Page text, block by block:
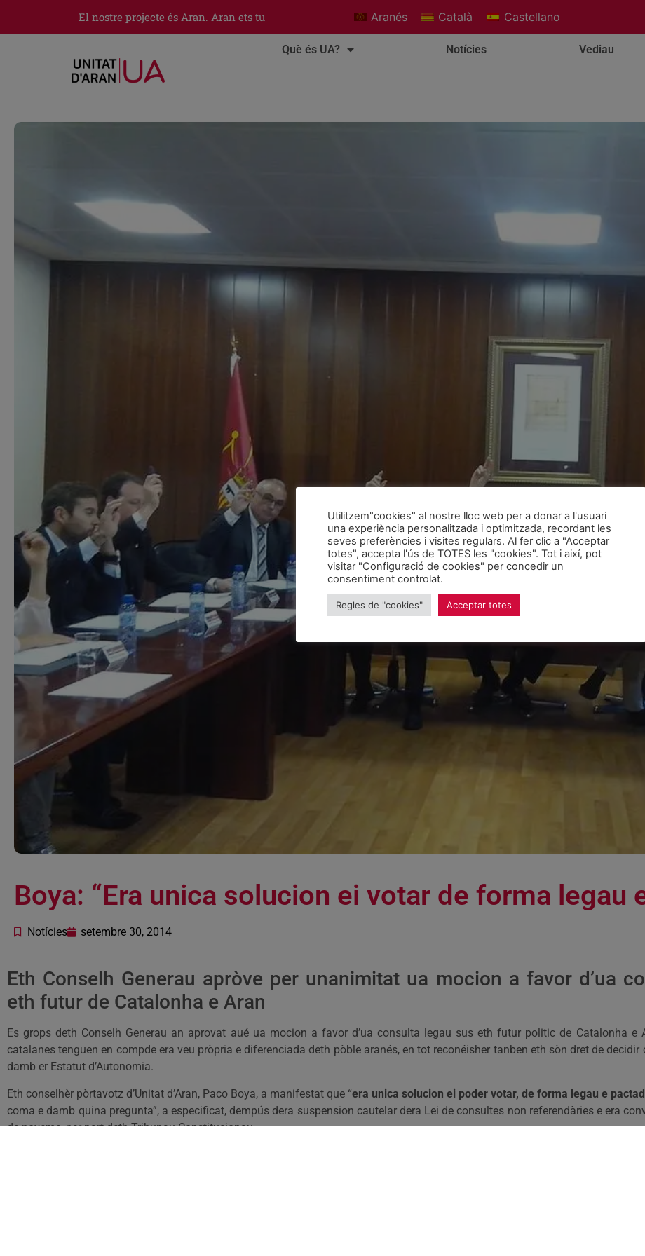
El nostre projecte és Aran. Aran ets tu Aranés Català Castellano
Què és UA? Notícies Vediau
Boya: “Era unica solucion ei votar de forma legau
Notícies setembre 30, 2014
Eth Conselh Generau apròve per unanimitat ua mocion a favor d’ua
eth futur de Catalonha e Aran
Es grops deth Conselh Generau an aprovat aué ua mocion a favor d’ua consulta legau sus eth futur politic de Catalonha e
catalanes tenguen en compde era veu pròpria e diferenciada deth pòble aranés, en tot reconéisher tanben eth sòn dret de decidir
damb er Estatut d’Autonomia.
Eth conselhèr pòrtavotz d’Unitat d’Aran, Paco Boya, a manifestat que “era unica solucion ei poder votar, de forma legau e
coma e damb quina pregunta”, a especificat, dempús dera suspension cautelar dera Lei de consultes non referendàries e era
de noveme, per part deth Tribunau Constitucionau.
Utilitzem"cookies" al nostre lloc web per a donar a l'usuari
una experiència personalitzada i optimitzada, recordant les
seves preferències i visites regulars. Al fer clic a "Acceptar
totes", accepta l'ús de TOTES les "cookies". Tot i així, pot
visitar "Configuració de cookies" per concedir un
consentiment controlat.
Regles de "cookies" Acceptar totes